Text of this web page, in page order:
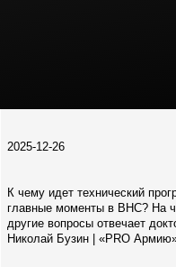
2025-12-26
К чему идет технический
главные моменты в ВНС? На
другие вопросы отвечает
Николай Бузин | «PRO